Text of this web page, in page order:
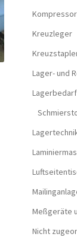
Kreuzleger
Lager- und
Lagerbedarf
Meßgeräte
Nicht